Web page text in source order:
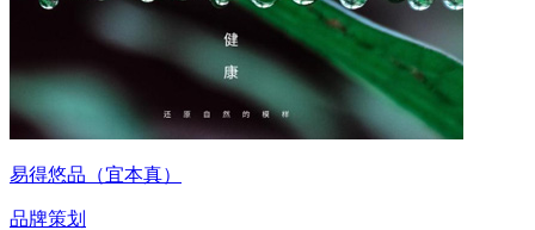
易得悠品（宜本真）
品牌策划